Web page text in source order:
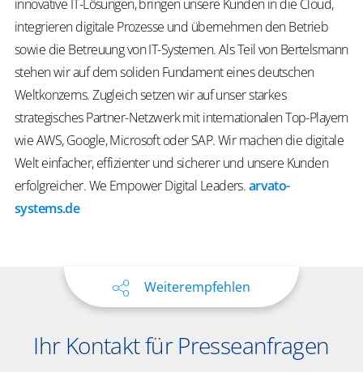
innovative IT-Lösungen, bringen unsere Kunden in die Cloud,
integrieren digitale Prozesse und übernehmen den Betrieb
sowie die Betreuung von IT-Systemen. Als Teil von Bertelsmann
stehen wir auf dem soliden Fundament eines deutschen
Weltkonzerns. Zugleich setzen wir auf unser starkes
strategisches Partner-Netzwerk mit internationalen Top-Playern
wie AWS, Google, Microsoft oder SAP. Wir machen die digitale
Welt einfacher, effizienter und sicherer und unsere Kunden
erfolgreicher.We EmpowerDigital Leaders.arvato-
systems.de
Weiterempfehlen
Ihr Kontakt für Presseanfragen